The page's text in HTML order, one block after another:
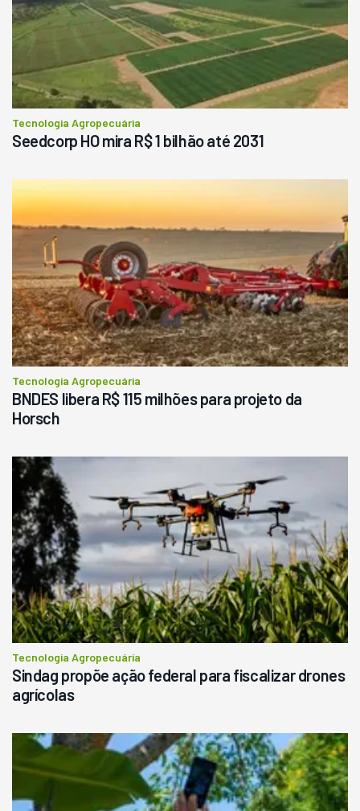
Tecnologia Agropecuária
Seedcorp HO mira R$ 1 bilhão até 2031
Tecnologia Agropecuária
BNDES libera R$ 115 milhões para projeto da
Horsch
Tecnologia Agropecuária
Sindag propõe ação federal para fiscalizar drones
agrícolas